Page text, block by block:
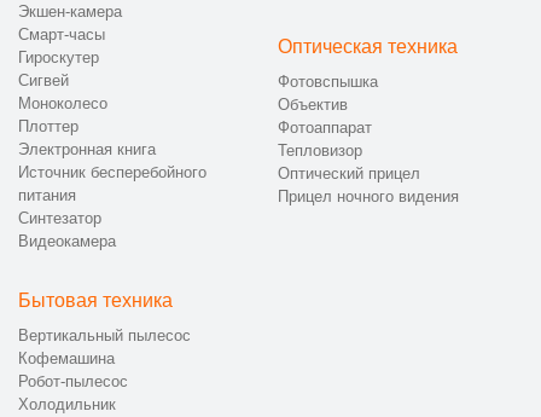
Экшен-камера
Смарт-часы
Гироскутер
Сигвей
Моноколесо
Плоттер
Электронная книга
Источник бесперебойного
питания
Синтезатор
Видеокамера
Оптическая техника
Фотовспышка
Объектив
Фотоаппарат
Тепловизор
Оптический прицел
Прицел ночного видения
Бытовая техника
Вертикальный пылесос
Кофемашина
Робот-пылесос
Холодильник